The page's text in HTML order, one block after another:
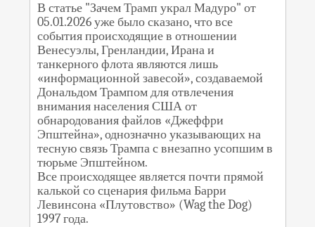
В статье "Зачем Трамп украл Мадуро" от
05.01.2026 уже было сказано, что все
события происходящие в отношении
Венесуэлы, Гренландии, Ирана и
танкерного флота являются лишь
«информационной завесой», создаваемой
Дональдом Трампом для отвлечения
внимания населения США от
обнародования файлов «Джеффри
Эпштейна», однозначно указывающих на
тесную связь Трампа с внезапно усопшим в
тюрьме Эпштейном.
Все происходящее является почти прямой
калькой со сценария фильма Барри
Левинсона «Плутовство» (Wag the Dog)
1997 года.